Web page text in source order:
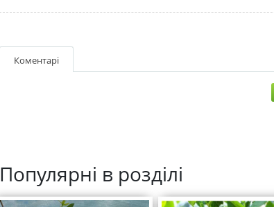
Коментарі
Популярні в розділі